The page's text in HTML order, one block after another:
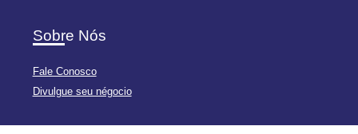
Sobre Nós
Fale Conosco
Divulgue seu négocio